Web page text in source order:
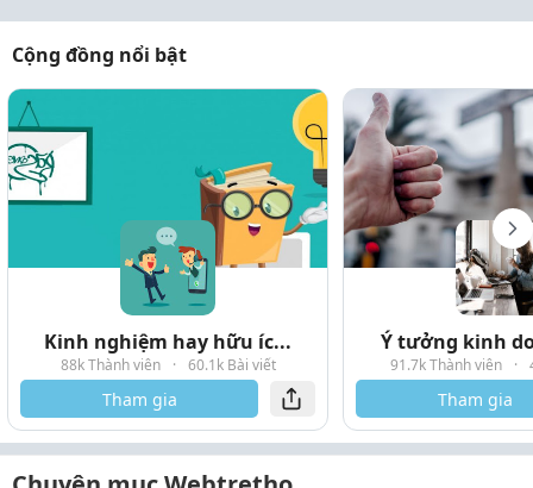
Cộng đồng nổi bật
Kinh nghiệm hay hữu íc...
88k Thành viên · 60.1k Bài viết
Tham gia
Ý tưởng kinh
91.7k Thành viên ·
Tham gia